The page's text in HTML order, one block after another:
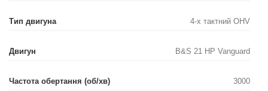
Тип двигуна 4-х тактний OHV
Двигун B&S 21 HP Vanguard
Частота обертання (об/хв) 3000